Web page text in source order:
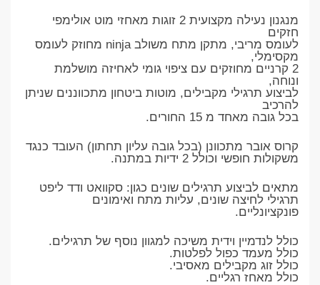
מנגנון נעילה מקצועית 2 זוגות מאחזי מוט אולימפי
חזקים
לעומס מריבי, מתקן מתח משולב ninja מחוזק לעומס
מקסימלי,
2 קרניים מחוזקים עם ציפוי גומי לאחיזה מושלמת
ונוחה,
לביצוע תרגילי מקבילים, מוטות ביטחון מתכווננים שניתן
להרכיב
בכל גובה מאחד מ 15 החורים.
קרוס אובר מתכוונן (בכל גובה עליון תחתון) העובד כנגד
משקולות חופשי וכולל 2 ידיות במתנה.
מתאים לביצוע תרגילים שונים כגון: סקוואט ודד ליפט
תרגילי לחיצה שונים, עליות מתח ואימונים
פונקציונליים.
כולל לנדמיין וידית משיכה למגוון נוסף של תרגילים.
כולל מעמד כפול לפלטות.
כולל זוג מקבילים מאסיבי.
כולל מאחז רגליים.